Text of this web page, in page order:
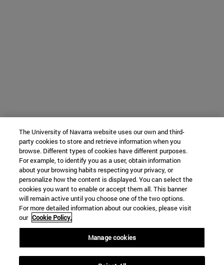
The University of Navarra website uses our own and third-
party cookies to store and retrieve information when you
browse. Different types of cookies have different purposes.
For example, to identify you as a user, obtain information
about your browsing habits respecting your privacy, or
personalize how the content is displayed. You can select the
cookies you want to enable or accept them all. This banner
will remain active until you choose one of the two options.
For more detailed information about our cookies, please visit
our Cookie Policy.
Manage cookies